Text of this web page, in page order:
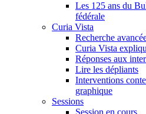
Les 125 ans du
fédérale
Curia Vista
Recherche
Curia Vista
Réponses aux
Lire les dépliants
Interventions
graphique
Sessions